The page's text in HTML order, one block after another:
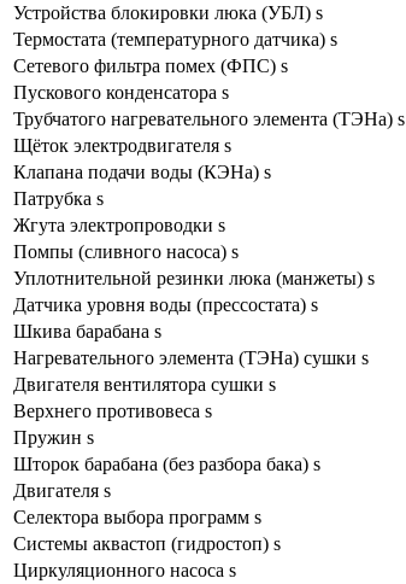
Устройства блокировки люка (УБЛ) s
Термостата (температурного датчика) s
Сетевого фильтра помех (ФПС) s
Пускового конденсатора s
Трубчатого нагревательного элемента (ТЭНа) s
Щёток электродвигателя s
Клапана подачи воды (КЭНа) s
Патрубка s
Жгута электропроводки s
Помпы (сливного насоса) s
Уплотнительной резинки люка (манжеты) s
Датчика уровня воды (прессостата) s
Шкива барабана s
Нагревательного элемента (ТЭНа) сушки s
Двигателя вентилятора сушки s
Верхнего противовеса s
Пружин s
Шторок барабана (без разбора бака) s
Двигателя s
Селектора выбора программ s
Системы аквастоп (гидростоп) s
Циркуляционного насоса s